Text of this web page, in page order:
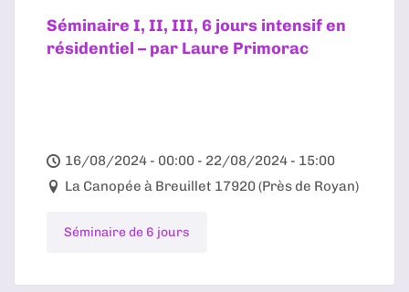
Séminaire I, II, III, 6 jours intensif en
résidentiel – par Laure Primorac
16/08/2024 - 00:00 - 22/08/2024 - 15:00
La Canopée à Breuillet 17920 (Près de Royan)
Séminaire de 6 jours